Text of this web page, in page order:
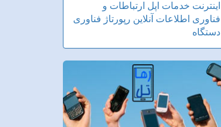
اینترنت خدمات اپل ارتباطات و
فناوری اطلاعات آنلاین رپورتاژ فناوری
دستگاه